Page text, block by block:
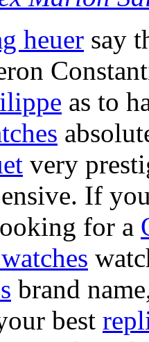
heuer say
as to
very
If
for a
brand
best